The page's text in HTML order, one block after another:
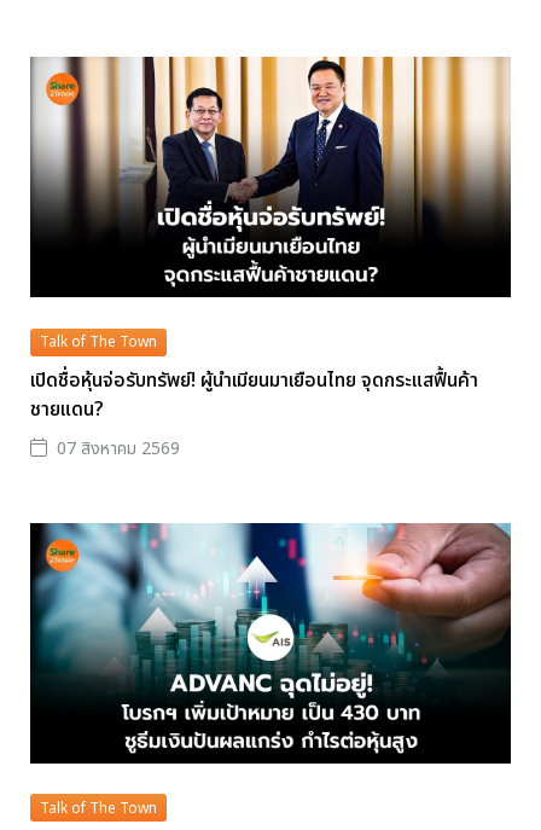
Talk of The Town
เปิดชื่อหุ้นจ่อรับทรัพย์! ผู้นำเมียนมาเยือนไทย จุดกระแสฟื้นค้า
ชายแดน?
07 สิงหาคม 2569
Talk of The Town